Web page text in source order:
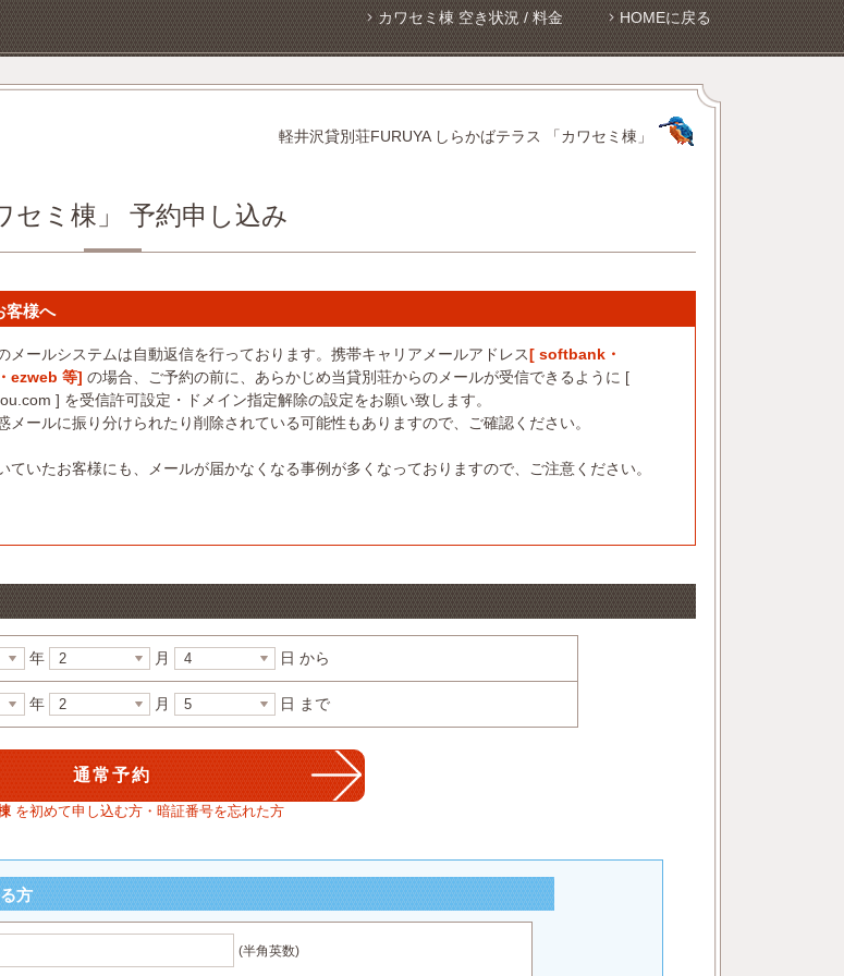
カワセミ棟 空き状況 / 料金 HOMEに戻る
軽井沢貸別荘FURUYA しらかばテラス 「カワセミ棟」
セミ棟」 予約申し込み
客様へ
メールシステムは自動返信を行っております。携帯キャリアメールアドレス[ softbank・
ezweb 等] の場合、ご予約の前に、あらかじめ当貸別荘からのメールが受信できるように [
] を受信許可設定・ドメイン指定解除の設定をお願い致します。
メールに振り分けられたり削除されている可能性もありますので、ご確認ください。
ていたお客様にも、メールが届かなくなる事例が多くなっておりますので、ご注意ください。
年 月 日 から
年 月 日 まで
を初めて申し込む方・暗証番号を忘れた方
方
(半角英数)